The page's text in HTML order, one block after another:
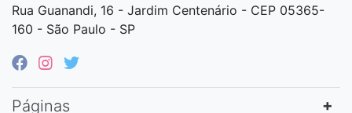
Rua Guanandi, 16 - Jardim Centenário - CEP 05365-
160 - São Paulo - SP
Páginas